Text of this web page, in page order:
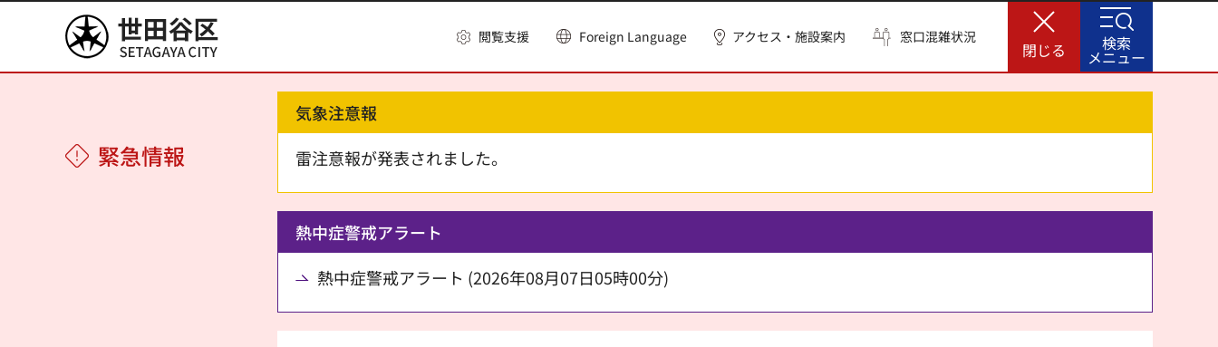
世田谷区 閲覧支援 Foreign Language アクセス・施設案内 窓口混雑状況
閉じる
緊急情報
気象注意報
雷注意報が発表されました。
熱中症警戒アラート
熱中症警戒アラート (2026年08月07日05時00分)
検索
メニュー